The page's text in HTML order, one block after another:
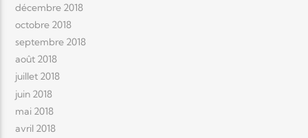
décembre 2018
octobre 2018
septembre 2018
août 2018
juillet 2018
juin 2018
mai 2018
avril 2018